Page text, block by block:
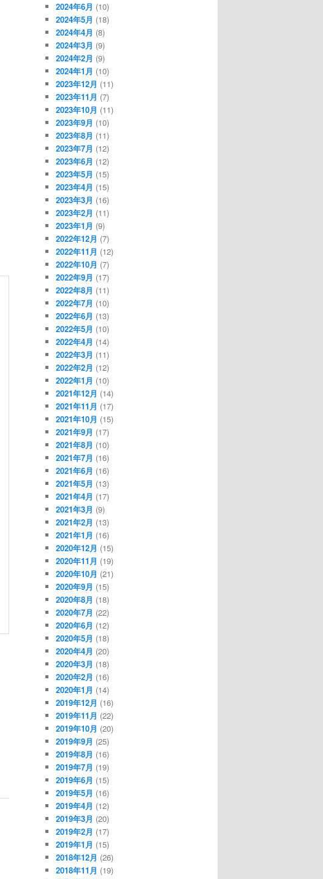
2024年6月 (10)
2024年5月 (18)
2024年4月 (8)
2024年3月 (9)
2024年2月 (9)
2024年1月 (10)
2023年12月 (11)
2023年11月 (7)
2023年10月 (11)
2023年9月 (10)
2023年8月 (11)
2023年7月 (12)
2023年6月 (12)
2023年5月 (15)
2023年4月 (15)
2023年3月 (16)
2023年2月 (11)
2023年1月 (9)
2022年12月 (7)
2022年11月 (12)
2022年10月 (7)
2022年9月 (17)
2022年8月 (11)
2022年7月 (10)
2022年6月 (13)
2022年5月 (10)
2022年4月 (14)
2022年3月 (11)
2022年2月 (12)
2022年1月 (10)
2021年12月 (14)
2021年11月 (17)
2021年10月 (15)
2021年9月 (17)
2021年8月 (10)
2021年7月 (16)
2021年6月 (16)
2021年5月 (13)
2021年4月 (17)
2021年3月 (9)
2021年2月 (13)
2021年1月 (16)
2020年12月 (15)
2020年11月 (19)
2020年10月 (21)
2020年9月 (15)
2020年8月 (18)
2020年7月 (22)
2020年6月 (12)
2020年5月 (18)
2020年4月 (20)
2020年3月 (18)
2020年2月 (16)
2020年1月 (14)
2019年12月 (16)
2019年11月 (22)
2019年10月 (20)
2019年9月 (25)
2019年8月 (16)
2019年7月 (19)
2019年6月 (15)
2019年5月 (16)
2019年4月 (12)
2019年3月 (20)
2019年2月 (17)
2019年1月 (15)
2018年12月 (26)
2018年11月 (19)